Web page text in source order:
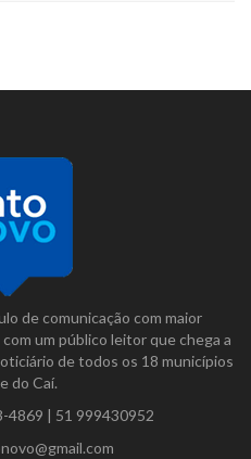
de comunicação com maior
um público leitor que chega a
de todos os 18 municípios
do Caí.
4869 | 51 999430952